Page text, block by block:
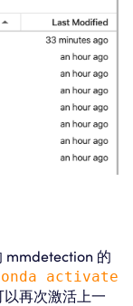
mmdetection 的
activate
以再次激活上一